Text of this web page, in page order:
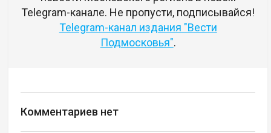
Telegram-канале. Не пропусти, подписывайся!
Telegram-канал издания "Вести
Подмосковья".
Комментариев нет